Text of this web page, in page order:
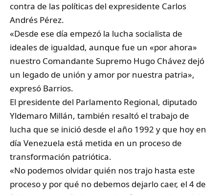
contra de las políticas del expresidente Carlos
Andrés Pérez.
«Desde ese día empezó la lucha socialista de
ideales de igualdad, aunque fue un «por ahora»
nuestro Comandante Supremo Hugo Chávez dejó
un legado de unión y amor por nuestra patria»,
expresó Barrios.
El presidente del Parlamento Regional, diputado
Yldemaro Millán, también resaltó el trabajo de
lucha que se inició desde el año 1992 y que hoy en
día Venezuela está metida en un proceso de
transformación patriótica.
«No podemos olvidar quién nos trajo hasta este
proceso y por qué no debemos dejarlo caer, el 4 de